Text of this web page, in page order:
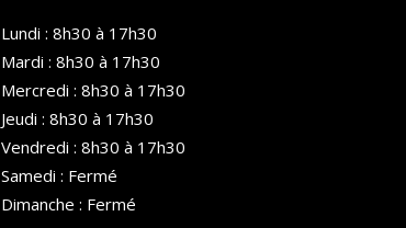
Lundi : 8h30 à 17h30
Mardi : 8h30 à 17h30
Mercredi : 8h30 à 17h30
Jeudi : 8h30 à 17h30
Vendredi : 8h30 à 17h30
Samedi : Fermé
Dimanche : Fermé